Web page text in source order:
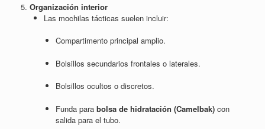
5. Organización interior
Las mochilas tácticas suelen incluir:
Compartimento principal amplio.
Bolsillos secundarios frontales o laterales.
Bolsillos ocultos o discretos.
Funda para bolsa de hidratación (Camelbak)con
salida para el tubo.